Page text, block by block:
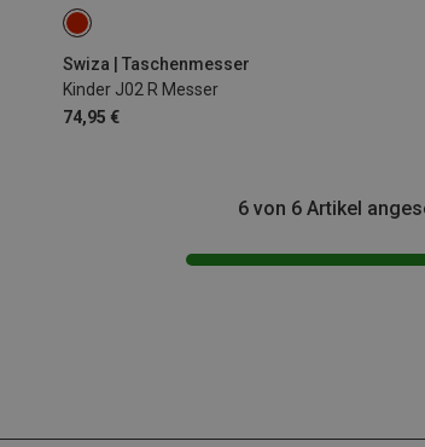
Swiza | Taschenmesser
Kinder J02 R Messer
74,95 €
6 von 6 Artikel